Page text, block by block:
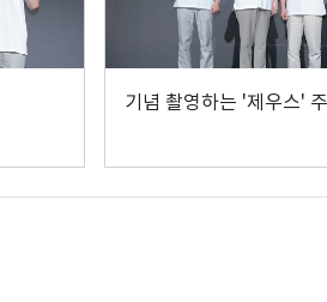
기념 촬영하는 '제우스'